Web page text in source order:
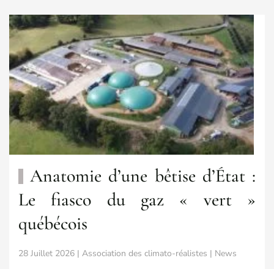
Anatomie d’une bêtise d’État :
Le fiasco du gaz « vert »
québécois
28 Juillet 2026 | Association des climato-réalistes | News